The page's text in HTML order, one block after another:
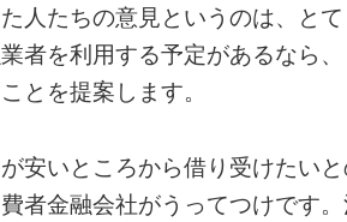
人たちの意見というのは、と
者を利用する予定があるなら
とを提案します。
安いところから借り受けたい
者金融会社がうってつけです